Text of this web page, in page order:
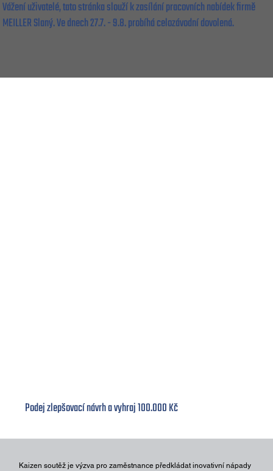
Vážení uživatelé, tato stránka slouží k zasílání pracovních nabídek firmě
MEILLER Slaný. Ve dnech 27.7. - 9.8. probíhá celozávodní dovolená.
Podej zlepšovací návrh a vyhraj 100.000 Kč
Kaizen soutěž je výzva pro zaměstnance předkládat inovativní nápady